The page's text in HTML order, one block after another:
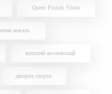
Quest Pistols Show
коваль
виталий козловский
дворец спорта